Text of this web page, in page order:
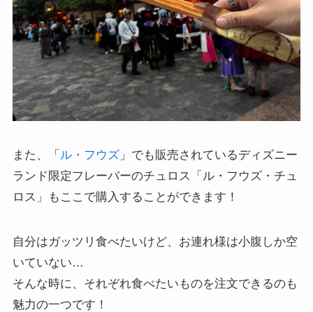
また、「 ル・フウズ」でも販売されているディズニー
ランド限定フレーバーのチュロス「ル・フウズ・チュ
ロス」もここで購入することができます！
自分はガッツリ食べたいけど、お連れ様は小腹しか空
いていない…
そんな時に、それぞれ食べたいものを注文できるのも
魅力の一つです！